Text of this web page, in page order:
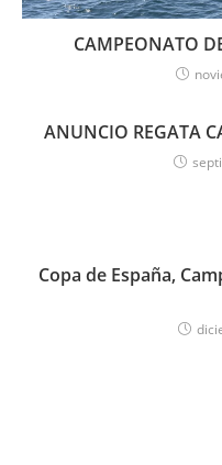
CAMPEONATO
ANUNCIO REGATA
Copa de España,